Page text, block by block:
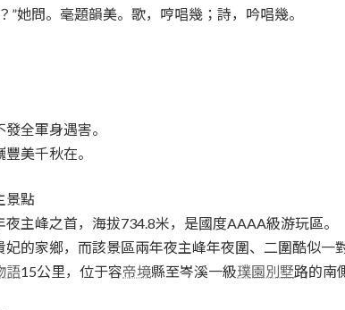
”她問。毫題韻美。歌，哼唱幾；詩，吟唱幾。
全軍身遇害。
美千秋在。
景點
主峰之首，海拔734.8米，是國度AAAA級游玩區。
妃的家鄉，而該景區兩年夜主峰年夜圍、二圍酷似一
語15公里，位于容帝境縣至岑溪一級璞園別墅路的南